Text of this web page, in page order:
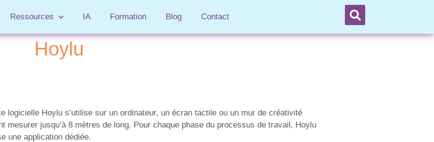
Ressources IA Formation Blog Contact
Hoylu
logicielle Hoylu s’utilise sur un ordinateur, un écran tactile ou un mur de créativité
mesurer jusqu’à 8 mètres de long. Pour chaque phase du processus de travail, Hoylu
une application dédiée.